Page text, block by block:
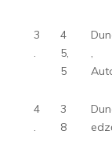
3
.
4
5,
5
,
4
.
3
8